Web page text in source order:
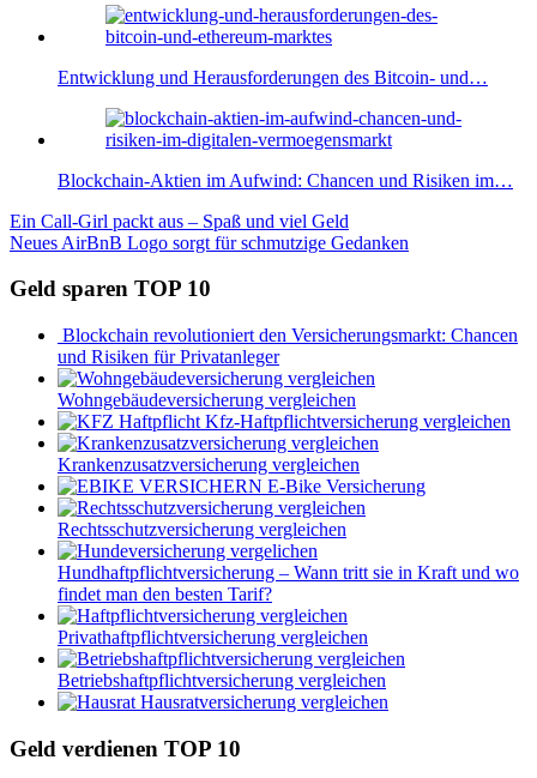
Entwicklung und Herausforderungen des Bitcoin- und…
Blockchain-Aktien im Aufwind: Chancen und Risiken im…
Beitragsnavigation
Vorheriger
Beitrag:
Ein Call-Girl packt aus – Spaß und viel Geld
Nächster
Neues AirBnB Logo sorgt für schmutzige Gedanken
Geld sparen TOP 10
Blockchain revolutioniert den Versicherungsmarkt: Chancen
und Risiken für Privatanleger
Wohngebäudeversicherung vergleichen
Kfz-Haftpflichtversicherung vergleichen
Krankenzusatzversicherung vergleichen
E-Bike Versicherung
Rechtsschutzversicherung vergleichen
Hundhaftpflichtversicherung – Wann tritt sie in Kraft und wo
findet man den besten Tarif?
Privathaftpflichtversicherung vergleichen
Betriebshaftpflichtversicherung vergleichen
Hausratversicherung vergleichen
Geld verdienen TOP 10